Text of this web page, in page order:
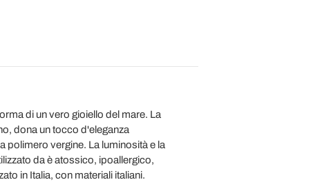
di un vero gioiello del mare. La
dona un tocco d'eleganza
polimero vergine. La luminosità e la
da è atossico, ipoallergico,
in Italia, con materiali italiani.